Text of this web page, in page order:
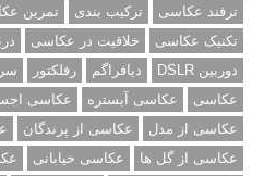
ترفند عکاسی
ترکیب بندی تمرین
تکنیک عکاسی
خلاقیت در عکاسی
دوربین DSLR
دیافراگم رفلکتور
عکاسی
عکاسی آبستره
عکاسی
عکاسی از مدل
عکاسی از پرندگان
عکاسی از گل ها
عکاسی خیابانی